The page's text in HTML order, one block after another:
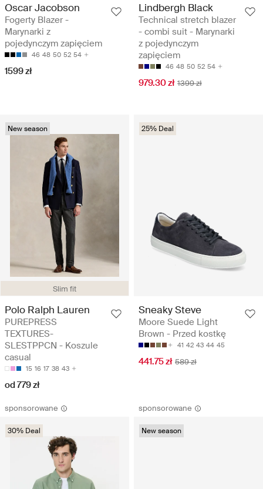
Oscar Jacobson
Fogerty Blazer -
Marynarki z
pojedynczym zapięciem
46 48 50 52 54
1599 zł
Lindbergh Black
Technical stretch blazer
- combi suit - Marynarki
z pojedynczym
zapięciem
46 48 50 52 54
979.30 zł 1399 zł
Slim fit
New season
Polo Ralph Lauren
PUREPRESS
TEXTURES-
SLESTPPCN - Koszule
casual
15 16 17 38 43
od 779 zł
25% Deal
Sneaky Steve
Moore Suede Light
Brown - Przed kostkę
41 42 43 44 45
441.75 zł 589 zł
sponsorowane
30% Deal
sponsorowane
New season